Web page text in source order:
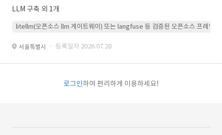
LLM 구축 외 1개
litellm(오픈소스 llm 게이트웨이) 또는 langfuse 등 검증된 오픈소스 프레임워
서울특별시 · 등록일자 2026.07.28.
로그인하여 편리하게 이용하세요!